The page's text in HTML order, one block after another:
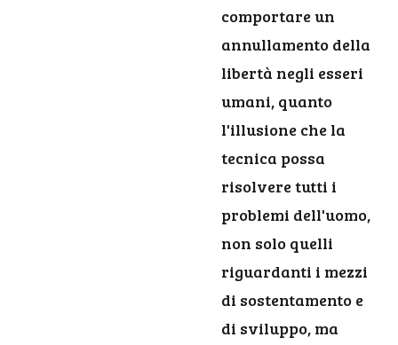
comportare un
annullamento della
libertà negli esseri
umani, quanto
l'illusione che la
tecnica possa
risolvere tutti i
problemi dell'uomo,
non solo quelli
riguardanti i mezzi
di sostentamento e
di sviluppo, ma